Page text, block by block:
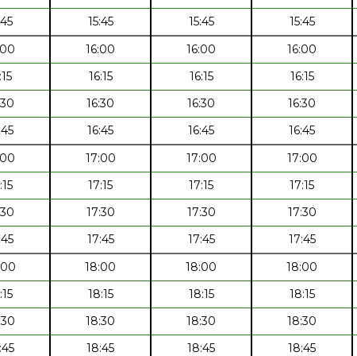
15:45 15:45
15:45
16:00 16:00
16:00
16:15 16:15
16:15
16:30 16:30
16:30
16:45 16:45
16:45
17:00 17:00
17:00
17:15 17:15
17:15
17:30 17:30
17:30
17:45 17:45
17:45
18:00 18:00
18:00
18:15 18:15
18:15
18:30 18:30
18:30
18:45 18:45 18:45